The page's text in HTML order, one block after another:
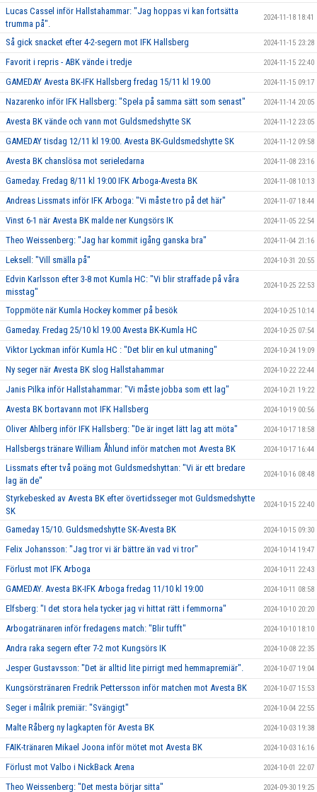
Lucas Cassel inför Hallstahammar: "Jag hoppas vi kan fortsätta
trumma på".
2024-11-18 18:41
Så gick snacket efter 4-2-segern mot IFK Hallsberg 2024-11-15 23:28
Favorit i repris - ABK vände i tredje 2024-11-15 22:40
GAMEDAY Avesta BK-IFK Hallsberg fredag 15/11 kl 19.00 2024-11-15 09:17
Nazarenko inför IFK Hallsberg: "Spela på samma sätt som senast" 2024-11-14 20:05
Avesta BK vände och vann mot Guldsmedshytte SK 2024-11-12 23:05
GAMEDAY tisdag 12/11 kl 19:00. Avesta BK-Guldsmedshytte SK 2024-11-12 09:58
Avesta BK chanslösa mot serieledarna 2024-11-08 23:16
Gameday. Fredag 8/11 kl 19:00 IFK Arboga-Avesta BK 2024-11-08 10:13
Andreas Lissmats inför IFK Arboga: "Vi måste tro på det här" 2024-11-07 18:44
Vinst 6-1 när Avesta BK malde ner Kungsörs IK 2024-11-05 22:54
Theo Weissenberg: "Jag har kommit igång ganska bra" 2024-11-04 21:16
Leksell: "Vill smälla på" 2024-10-31 20:55
Edvin Karlsson efter 3-8 mot Kumla HC: "Vi blir straffade på våra
misstag"
2024-10-25 22:53
Toppmöte när Kumla Hockey kommer på besök 2024-10-25 10:14
Gameday. Fredag 25/10 kl 19.00 Avesta BK-Kumla HC 2024-10-25 07:54
Viktor Lyckman inför Kumla HC : "Det blir en kul utmaning" 2024-10-24 19:09
Ny seger när Avesta BK slog Hallstahammar 2024-10-22 22:44
Janis Pilka inför Hallstahammar: "Vi måste jobba som ett lag" 2024-10-21 19:22
Avesta BK bortavann mot IFK Hallsberg 2024-10-19 00:56
Oliver Ahlberg inför IFK Hallsberg: "De är inget lätt lag att möta" 2024-10-17 18:58
Hallsbergs tränare William Åhlund inför matchen mot Avesta BK 2024-10-17 16:44
Lissmats efter två poäng mot Guldsmedshyttan: "Vi är ett bredare
lag än de"
2024-10-16 08:48
Styrkebesked av Avesta BK efter övertidsseger mot Guldsmedshytte
SK
2024-10-15 22:40
Gameday 15/10. Guldsmedshytte SK-Avesta BK 2024-10-15 09:30
Felix Johansson: "Jag tror vi är bättre än vad vi tror" 2024-10-14 19:47
Förlust mot IFK Arboga 2024-10-11 22:43
GAMEDAY. Avesta BK-IFK Arboga fredag 11/10 kl 19:00 2024-10-11 08:58
Elfsberg: "I det stora hela tycker jag vi hittat rätt i femmorna" 2024-10-10 20:20
Arbogatränaren inför fredagens match: "Blir tufft" 2024-10-10 18:10
Andra raka segern efter 7-2 mot Kungsörs IK 2024-10-08 22:35
Jesper Gustavsson: "Det är alltid lite pirrigt med hemmapremiär". 2024-10-07 19:04
Kungsörstränaren Fredrik Pettersson inför matchen mot Avesta BK 2024-10-07 15:53
Seger i målrik premiär: "Svängigt" 2024-10-04 22:55
Malte Råberg ny lagkapten för Avesta BK 2024-10-03 19:38
FAIK-tränaren Mikael Joona inför mötet mot Avesta BK 2024-10-03 16:16
Förlust mot Valbo i NickBack Arena 2024-10-01 22:07
Theo Weissenberg: "Det mesta börjar sitta" 2024-09-30 19:25